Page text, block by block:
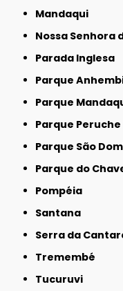
Mandaqui
Nossa Senhora
Parada Inglesa
Parque
Parque
Parque Peruche
Parque São
Parque do
Pompéia
Santana
Serra da
Tremembé
Tucuruvi